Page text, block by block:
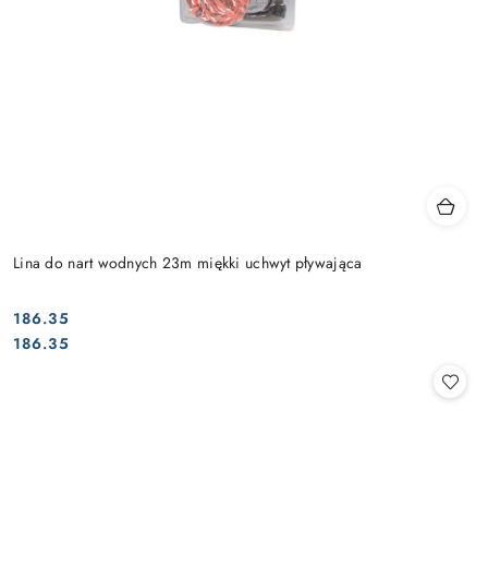
Lina do nart wodnych 23m miękki uchwyt pływająca
Cena:
186.35
Cena:
186.35